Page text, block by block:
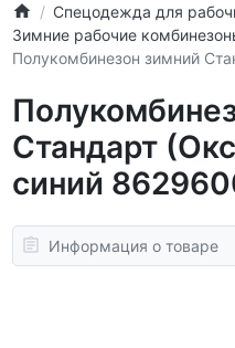
Спецодежда для
Зимние рабочие
Полукомбинезон зимний
Стандарт
синий
Информация о товаре